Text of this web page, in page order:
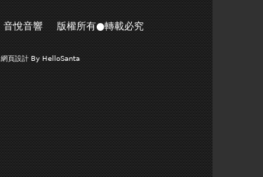
音悅音響 版權所有●轉載必究
網頁設計By HelloSanta